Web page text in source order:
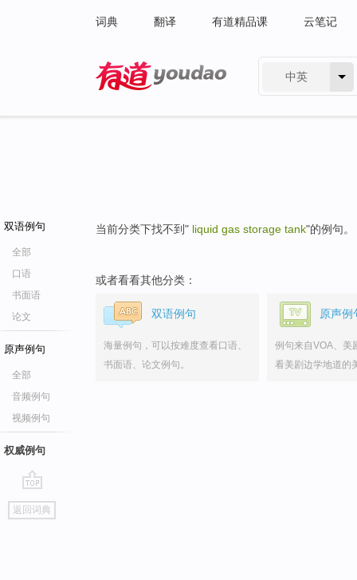
词典 翻译 有道精品课 云笔记
中英
双语例句
全部
口语
书面语
论文
原声例句
全部
音频例句
视频例句
权威例句
go
top
返回词典
当前分类下找不到" liquid gas storage tank"的例句。
或者看看其他分类：
双语例句
海量例句，可以按难度查看口语、
书面语、论文例句。
原声例
例句来自VOA、美
看美剧边学地道的